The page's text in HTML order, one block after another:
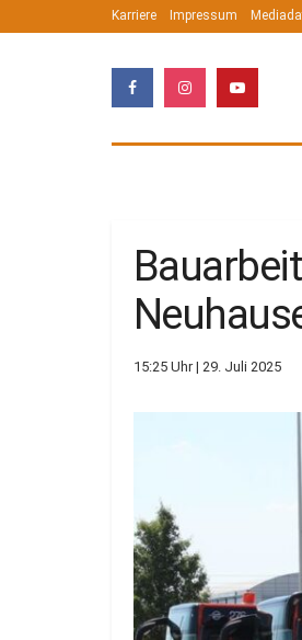
Karriere Impressum
15:25 Uhr | 29. Juli 2025